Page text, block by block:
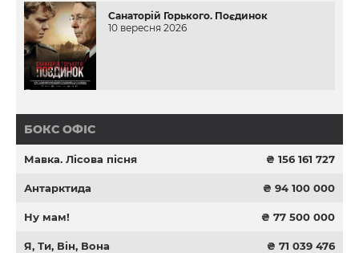
Санаторій Горького. Поєдинок
10 вересня 2026
БОКС ОФІС
Мавка. Лісова пісня ₴ 156 161 727
Антарктида ₴ 94 100 000
Ну мам! ₴ 77 500 000
Я, Ти, Він, Вона ₴ 71 039 476